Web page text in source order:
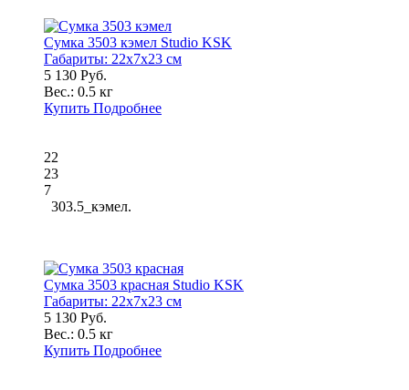
Сумка 3503 кэмел Studio KSK
Габариты: 22x7x23 см
5 130 Руб.
Вес.: 0.5 кг
Купить Подробнее
22
23
7
303.5_кэмел.
Сумка 3503 красная Studio KSK
Габариты: 22x7x23 см
5 130 Руб.
Вес.: 0.5 кг
Купить Подробнее